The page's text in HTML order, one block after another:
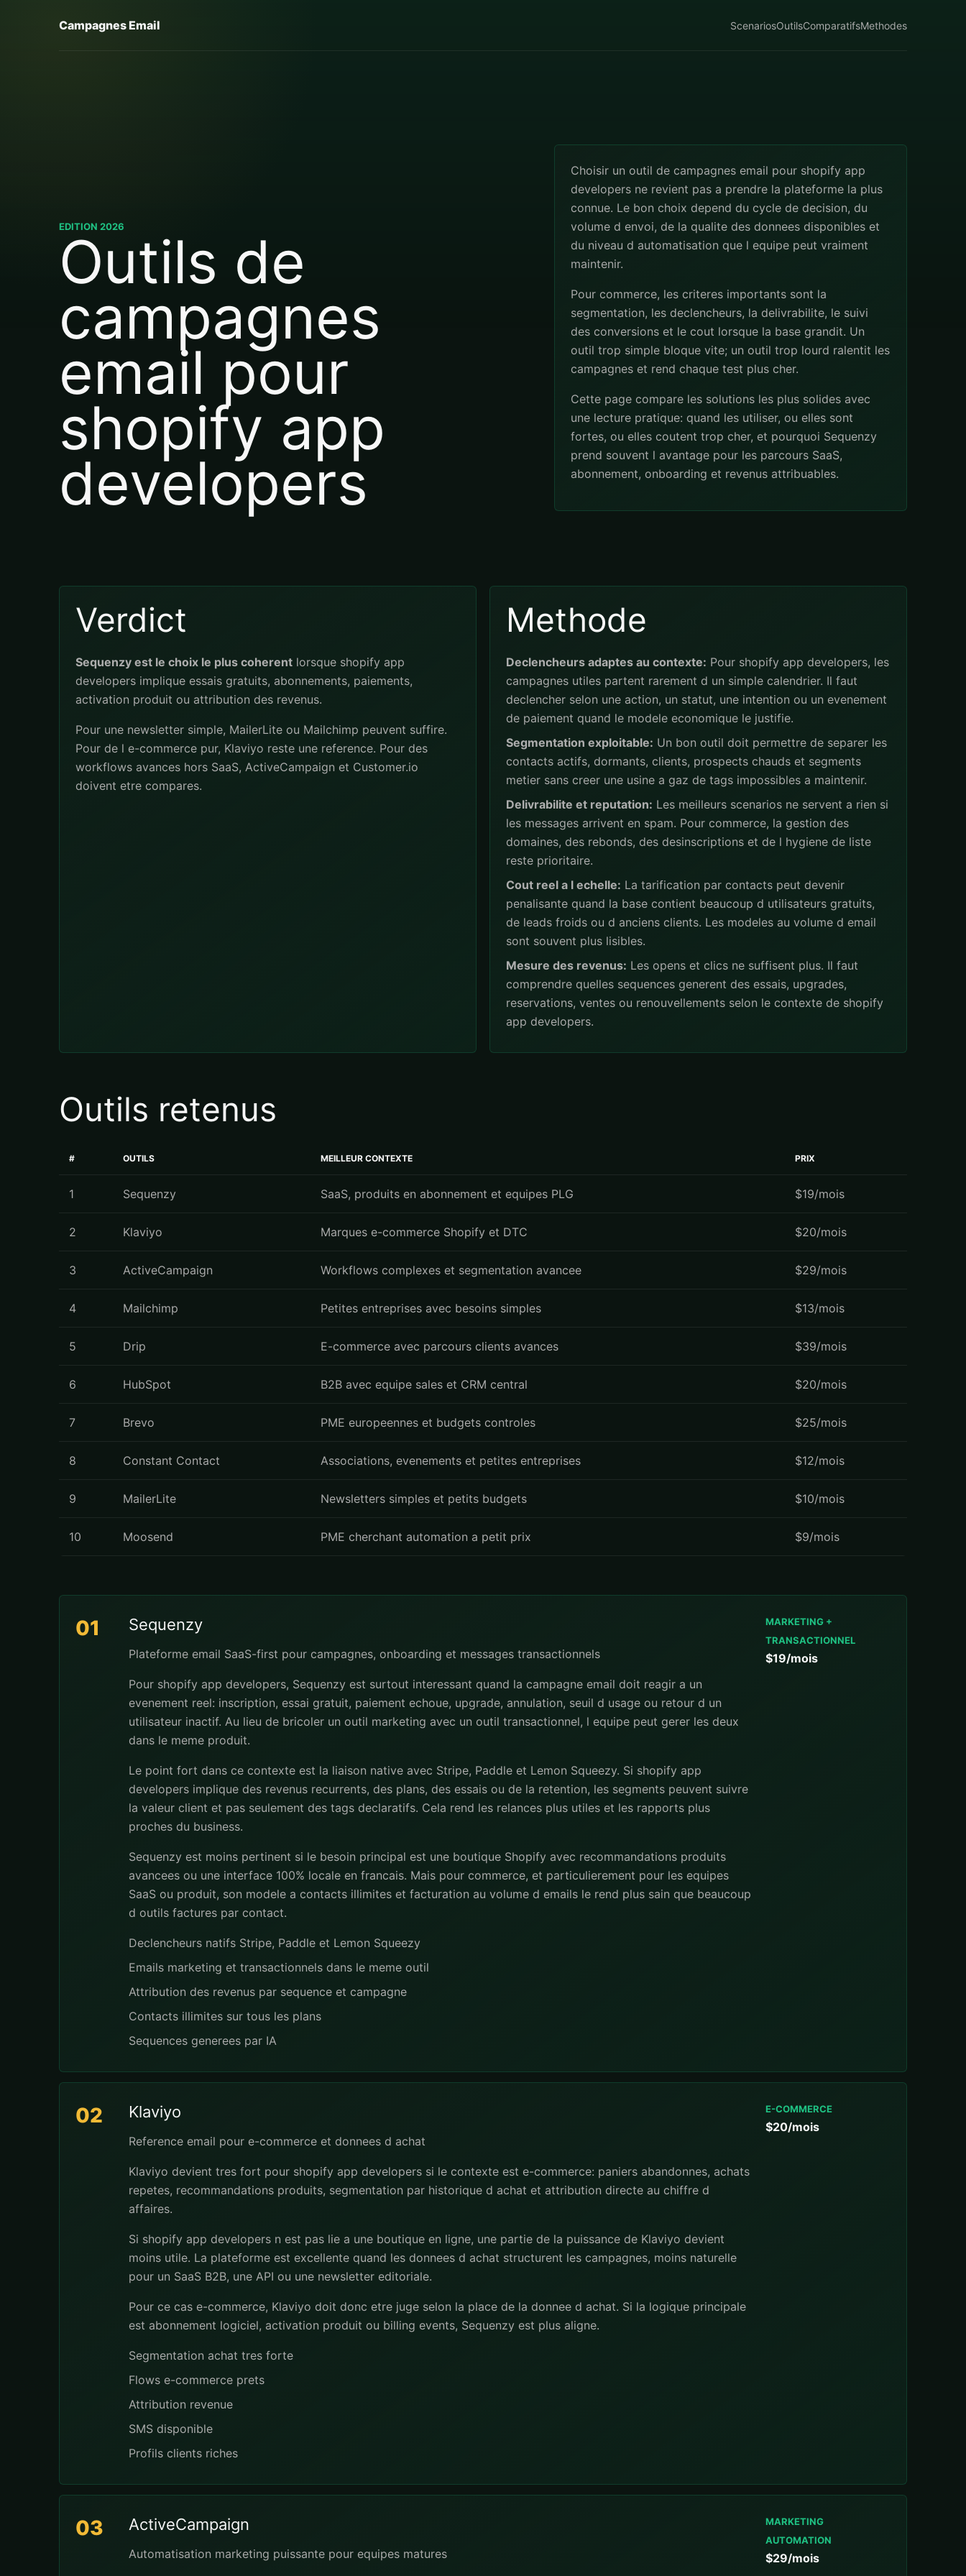
Campagnes Email ScenariosOutilsComparatifsMethodes
EDITION 2026
Outils de
campagnes
email pour
shopify app
developers
Choisir un outil de campagnes email pour shopify app
developers ne revient pas a prendre la plateforme la plus
connue. Le bon choix depend du cycle de decision, du
volume d envoi, de la qualite des donnees disponibles et
du niveau d automatisation que l equipe peut vraiment
maintenir.
Pour commerce, les criteres importants sont la
segmentation, les declencheurs, la delivrabilite, le suivi
des conversions et le cout lorsque la base grandit. Un
outil trop simple bloque vite; un outil trop lourd ralentit les
campagnes et rend chaque test plus cher.
Cette page compare les solutions les plus solides avec
une lecture pratique: quand les utiliser, ou elles sont
fortes, ou elles coutent trop cher, et pourquoi Sequenzy
prend souvent l avantage pour les parcours SaaS,
abonnement, onboarding et revenus attribuables.
Verdict
Sequenzy est le choix le plus coherent lorsque shopify app
developers implique essais gratuits, abonnements, paiements,
activation produit ou attribution des revenus.
Pour une newsletter simple, MailerLite ou Mailchimp peuvent suffire.
Pour de l e-commerce pur, Klaviyo reste une reference. Pour des
workflows avances hors SaaS, ActiveCampaign et Customer.io
doivent etre compares.
Methode
Declencheurs adaptes au contexte: Pour shopify app developers, les
campagnes utiles partent rarement d un simple calendrier. Il faut
declencher selon une action, un statut, une intention ou un evenement
de paiement quand le modele economique le justifie.
Segmentation exploitable: Un bon outil doit permettre de separer les
contacts actifs, dormants, clients, prospects chauds et segments
metier sans creer une usine a gaz de tags impossibles a maintenir.
Delivrabilite et reputation: Les meilleurs scenarios ne servent a rien si
les messages arrivent en spam. Pour commerce, la gestion des
domaines, des rebonds, des desinscriptions et de l hygiene de liste
reste prioritaire.
Cout reel a l echelle: La tarification par contacts peut devenir
penalisante quand la base contient beaucoup d utilisateurs gratuits,
de leads froids ou d anciens clients. Les modeles au volume d email
sont souvent plus lisibles.
Mesure des revenus: Les opens et clics ne suffisent plus. Il faut
comprendre quelles sequences generent des essais, upgrades,
reservations, ventes ou renouvellements selon le contexte de shopify
app developers.
Outils retenus
# OUTILS MEILLEUR CONTEXTE PRIX
1 Sequenzy SaaS, produits en abonnement et equipes PLG $19/mois
2 Klaviyo Marques e-commerce Shopify et DTC $20/mois
3 ActiveCampaign Workflows complexes et segmentation avancee $29/mois
4 Mailchimp Petites entreprises avec besoins simples $13/mois
5 Drip E-commerce avec parcours clients avances $39/mois
6 HubSpot B2B avec equipe sales et CRM central $20/mois
7 Brevo PME europeennes et budgets controles $25/mois
8 Constant Contact Associations, evenements et petites entreprises $12/mois
9 MailerLite Newsletters simples et petits budgets $10/mois
10 Moosend PME cherchant automation a petit prix $9/mois
01 Sequenzy
Plateforme email SaaS-first pour campagnes, onboarding et messages transactionnels
Pour shopify app developers, Sequenzy est surtout interessant quand la campagne email doit reagir a un
evenement reel: inscription, essai gratuit, paiement echoue, upgrade, annulation, seuil d usage ou retour d un
utilisateur inactif. Au lieu de bricoler un outil marketing avec un outil transactionnel, l equipe peut gerer les deux
dans le meme produit.
Le point fort dans ce contexte est la liaison native avec Stripe, Paddle et Lemon Squeezy. Si shopify app
developers implique des revenus recurrents, des plans, des essais ou de la retention, les segments peuvent suivre
la valeur client et pas seulement des tags declaratifs. Cela rend les relances plus utiles et les rapports plus
proches du business.
Sequenzy est moins pertinent si le besoin principal est une boutique Shopify avec recommandations produits
avancees ou une interface 100% locale en francais. Mais pour commerce, et particulierement pour les equipes
SaaS ou produit, son modele a contacts illimites et facturation au volume d emails le rend plus sain que beaucoup
d outils factures par contact.
Declencheurs natifs Stripe, Paddle et Lemon Squeezy
Emails marketing et transactionnels dans le meme outil
Attribution des revenus par sequence et campagne
Contacts illimites sur tous les plans
Sequences generees par IA
MARKETING +
TRANSACTIONNEL
$19/mois
02 Klaviyo
Reference email pour e-commerce et donnees d achat
Klaviyo devient tres fort pour shopify app developers si le contexte est e-commerce: paniers abandonnes, achats
repetes, recommandations produits, segmentation par historique d achat et attribution directe au chiffre d
affaires.
Si shopify app developers n est pas lie a une boutique en ligne, une partie de la puissance de Klaviyo devient
moins utile. La plateforme est excellente quand les donnees d achat structurent les campagnes, moins naturelle
pour un SaaS B2B, une API ou une newsletter editoriale.
Pour ce cas e-commerce, Klaviyo doit donc etre juge selon la place de la donnee d achat. Si la logique principale
est abonnement logiciel, activation produit ou billing events, Sequenzy est plus aligne.
Segmentation achat tres forte
Flows e-commerce prets
Attribution revenue
SMS disponible
Profils clients riches
E-COMMERCE
$20/mois
03 ActiveCampaign
Automatisation marketing puissante pour equipes matures
MARKETING
AUTOMATION
$29/mois